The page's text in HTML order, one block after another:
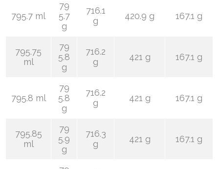
795.7 ml
79
5.7
g
716.1
g
420.9 g 167.1 g
795.75
ml
79
5.8
g
716.2
g
421 g 167.1 g
795.8 ml
79
5.8
g
716.2
g
421 g 167.1 g
795.85
ml
79
5.9
g
716.3
g
421 g 167.1 g